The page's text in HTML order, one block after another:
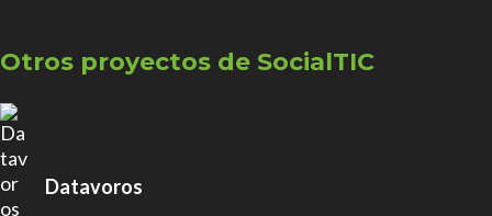
Otros proyectos de SocialTIC
Datavoros